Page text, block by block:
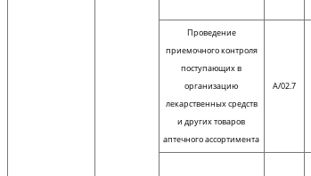
Проведение
приемочного контроля
поступающих в
организацию
лекарственных средств
и других товаров
аптечного ассортимента
A/02.7